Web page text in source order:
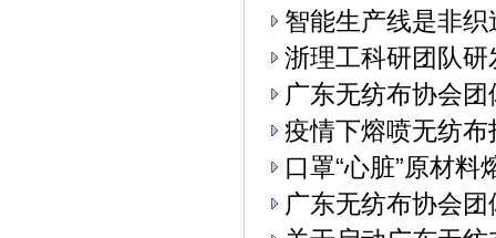
智能生产线是非
浙理工科研团队
广东无纺布协会
疫情下熔喷无纺
口罩“心脏”原材料
广东无纺布协会